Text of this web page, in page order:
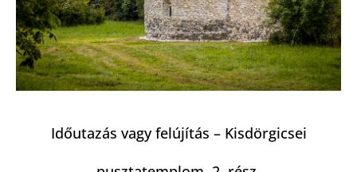
Időutazás vagy felújítás – Kisdörgicsei